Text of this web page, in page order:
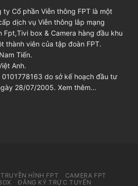
ty Cổ phần Viễn thông FPT là một
dịch vụ Viễn thông lắp mạng
Fpt,Tivi box & Camera hàng đầu khu
thành viên của tập đoàn FPT.
Tiến.
Anh.
do sở kế hoạch đầu tư
28/07/2005. Xem thêm...
TRUYỀN HÌNH FPT
CAMERA FPT
ĐĂNG KÝ TRỰC TUYẾN